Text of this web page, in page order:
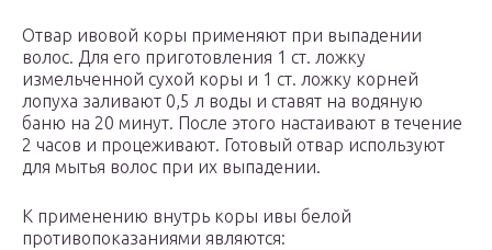
Отвар ивовой коры применяют при выпадении
волос. Для его приготовления 1 ст. ложку
измельченной сухой коры и 1 ст. ложку корней
лопуха заливают 0,5 л воды и ставят на водяную
баню на 20 минут. После этого настаивают в течение
2 часов и процеживают. Готовый отвар используют
для мытья волос при их выпадении.
К применению внутрь коры ивы белой
противопоказаниями являются: